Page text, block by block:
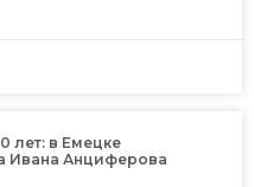
лет: в Емецке
Ивана Анциферова